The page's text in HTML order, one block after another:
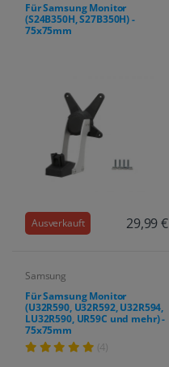
Für Samsung Monitor
(S24B350H, S27B350H) -
75x75mm
Ausverkauft 29,99 €
Samsung
Für Samsung Monitor
(U32R590, U32R592, U32R594,
LU32R590, UR59C und mehr) -
75x75mm
(4)